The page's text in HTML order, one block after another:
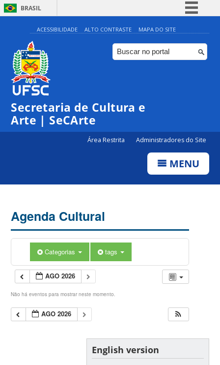
BRASIL
Simplifique!
Comunica BR
Participe
ACESSIBILIDADE ALTO CONTRASTE MAPA DO SITE
Secretaria de Cultura e
Arte | SeCArte
Área Restrita Administradores do Site
MENU
Agenda Cultural
Categorias tags
AGO 2026
Não há eventos para mostrar neste momento.
AGO 2026
English version